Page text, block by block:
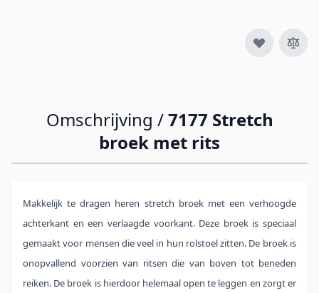
Omschrijving /7177 Stretch
broek met rits
Makkelijk te dragen heren stretch broek met een verhoogde
achterkant en een verlaagde voorkant. Deze broek is speciaal
gemaakt voor mensen die veel in hun rolstoel zitten. De broek is
onopvallend voorzien van ritsen die van boven tot beneden
reiken. De broek is hierdoor helemaal open te leggen en zorgt er